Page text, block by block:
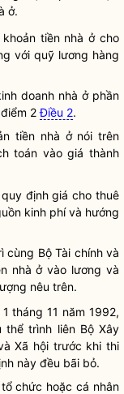
ở.
tiền nhà ở cho
với quỹ lương hàng
doanh nhà ở phần
điểm 2Điều 2.
tiền nhà ở nói trên
toán vào giá thành
định giá cho thuê
kinh phí và hướng
cùng Bộ Tài chính và
nhà ở vào lương và
nêu trên.
tháng 11 năm 1992,
trình liên Bộ Xây
Xã hội trước khi thi
này đều bãi bỏ.
chức hoặc cá nhân